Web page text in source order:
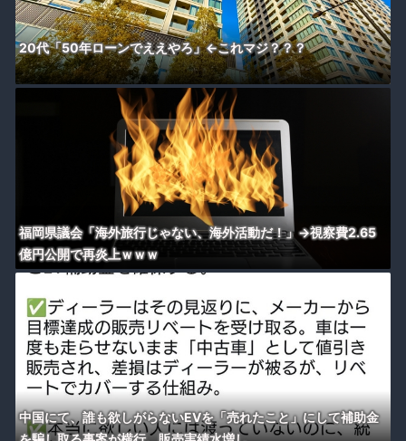
20代「50年ローンでええやろ」←これマジ？？？
福岡県議会「海外旅行じゃない、海外活動だ！」→視察費2.65
億円公開で再炎上ｗｗｗ
中国にて、誰も欲しがらないEVを「売れたこと」にして補助金